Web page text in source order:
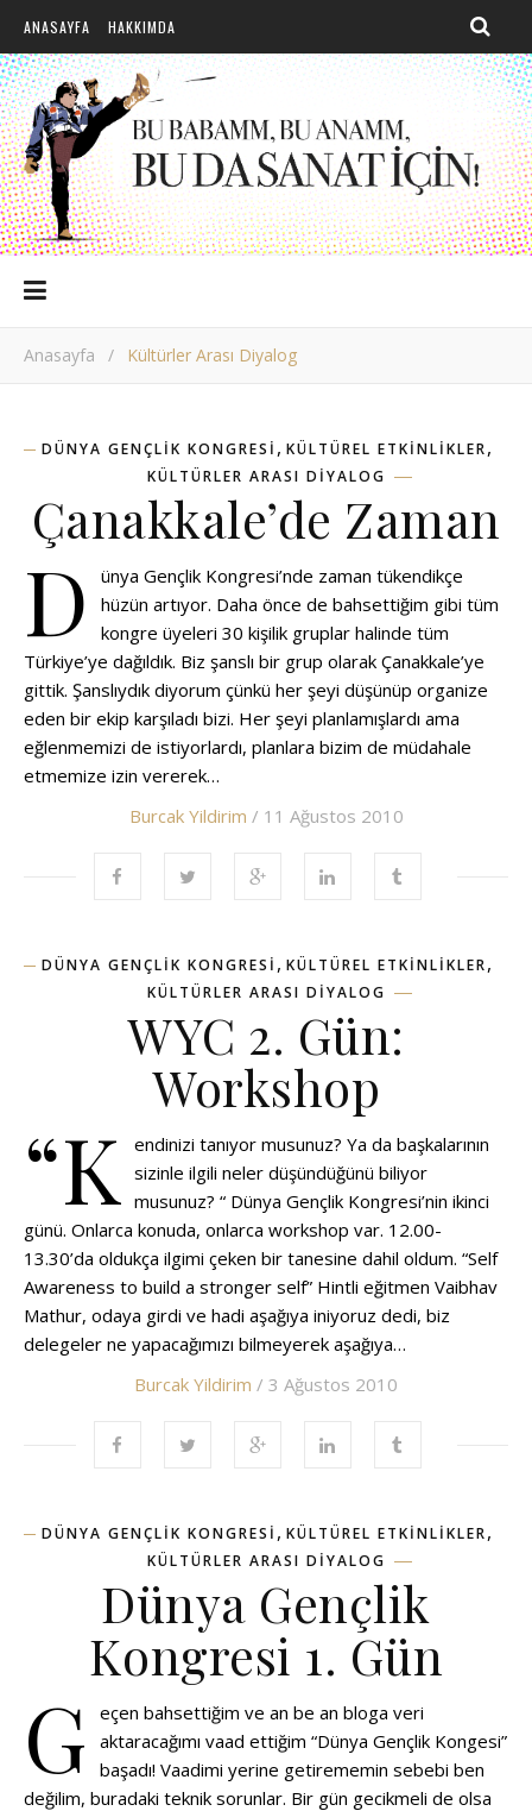
ANASAYFA HAKKIMDA
Anasayfa / Kültürler Arası Diyalog
DÜNYA GENÇLIK KONGRESI , KÜLTÜREL ETKINLIKLER,
KÜLTÜRLER ARASI DIYALOG
Çanakkale’de Zaman
D
ünya Gençlik Kongresi’nde zaman tükendikçe
hüzün artıyor. Daha önce de bahsettiğim gibi tüm
kongre üyeleri 30 kişilik gruplar halinde tüm
Türkiye’ye dağıldık. Biz şanslı bir grup olarak Çanakkale’ye
gittik. Şanslıydık diyorum çünkü her şeyi düşünüp organize
eden bir ekip karşıladı bizi. Her şeyi planlamışlardı ama
eğlenmemizi de istiyorlardı, planlara bizim de müdahale
etmemize izin vererek…
Burcak Yildirim / 11 Ağustos 2010
DÜNYA GENÇLIK KONGRESI , KÜLTÜREL ETKINLIKLER,
KÜLTÜRLER ARASI DIYALOG
WYC 2. Gün:
Workshop
“K
endinizi tanıyor musunuz? Ya da başkalarının
sizinle ilgili neler düşündüğünü biliyor
musunuz? “ Dünya Gençlik Kongresi’nin ikinci
günü. Onlarca konuda, onlarca workshop var. 12.00-
13.30’da oldukça ilgimi çeken bir tanesine dahil oldum. “Self
Awareness to build a stronger self” Hintli eğitmen Vaibhav
Mathur, odaya girdi ve hadi aşağıya iniyoruz dedi, biz
delegeler ne yapacağımızı bilmeyerek aşağıya…
Burcak Yildirim / 3 Ağustos 2010
DÜNYA GENÇLIK KONGRESI , KÜLTÜREL ETKINLIKLER,
KÜLTÜRLER ARASI DIYALOG
Dünya Gençlik
Kongresi 1. Gün
G
eçen bahsettiğim ve an be an bloga veri
aktaracağımı vaad ettiğim “Dünya Gençlik Kongesi”
başadı! Vaadimi yerine getirememin sebebi ben
değilim, buradaki teknik sorunlar. Bir gün gecikmeli de olsa